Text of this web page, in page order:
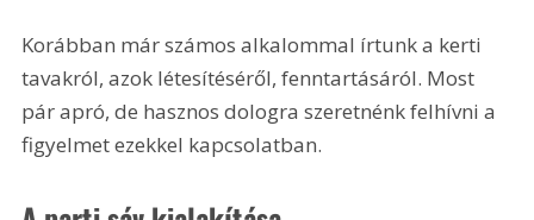
Korábban már számos alkalommal írtunk a kerti
tavakról, azok létesítéséről, fenntartásáról. Most
pár apró, de hasznos dologra szeretnénk felhívni a
figyelmet ezekkel kapcsolatban.